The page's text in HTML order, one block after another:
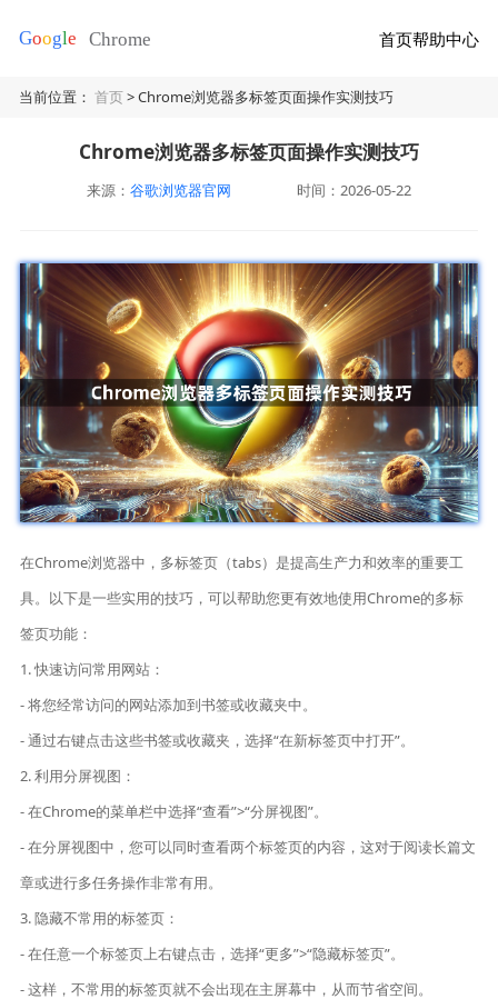
首页帮助中心
当前位置：首页> Chrome浏览器多标签页面操作实测技巧
Chrome浏览器多标签页面操作实测技巧
来源： 谷歌浏览器官网 时间：2026-05-22
在Chrome浏览器中，多标签页（tabs）是提高生产力和效率的重要工
具。以下是一些实用的技巧，可以帮助您更有效地使用Chrome的多标
签页功能：
1. 快速访问常用网站：
- 将您经常访问的网站添加到书签或收藏夹中。
- 通过右键点击这些书签或收藏夹，选择“在新标签页中打开”。
2. 利用分屏视图：
- 在Chrome的菜单栏中选择“查看”>“分屏视图”。
- 在分屏视图中，您可以同时查看两个标签页的内容，这对于阅读长篇文
章或进行多任务操作非常有用。
3. 隐藏不常用的标签页：
- 在任意一个标签页上右键点击，选择“更多”>“隐藏标签页”。
- 这样，不常用的标签页就不会出现在主屏幕中，从而节省空间。